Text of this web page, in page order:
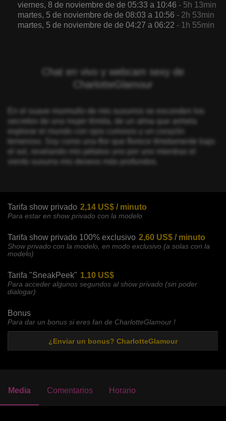
viernes, 8 de noviembre de de 05:33 a 10:46 - 5h 13min
martes, 5 de noviembre de de 08:03 a 10:56 - 2h 53min
martes, 5 de noviembre de de 04:27 a 06:22 - 1h 55min
Chat en vivo y webcam sexy de
CharlotteGlamour
En el suave murmullo de mis susurros se esconden los
secretos de una mujer tímida, de un alma que anhela
explorar el mundo con ojos curiosos y un corazón
temeroso. Soy como una flor que florece tímidamente bajo
el sol, revelando mis pétalos uno por uno mientras el
viento susurra mis deseos más profundos.
Tarifa show privado 2,14 US$ / minuto
Para estar en show privado con la modelo
Tarifa show privado 100% exclusivo 2,60 US$ / minuto
Show privado con la modelo, en modo exclusivo (a solas con la
modelo)
Tarifa "SneakPeek" 1,10 US$
Para acceder algunos segundos al show privado (sin poder
dialogar)
Bonus
Para dar un bonus si eres fan de CharlotteGlamour !
¿Enviar un bonus? CharlotteGlamour
Media Comentarios Horario